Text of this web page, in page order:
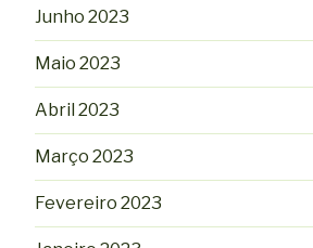
Junho 2023
Maio 2023
Abril 2023
Março 2023
Fevereiro 2023